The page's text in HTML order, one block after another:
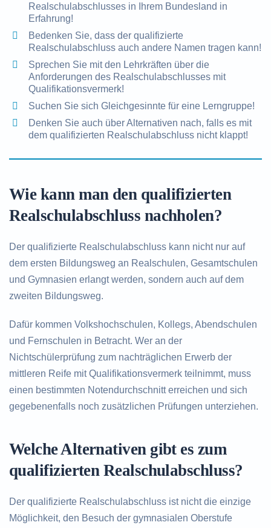
Realschulabschlusses in Ihrem Bundesland in
Erfahrung!
Bedenken Sie, dass der qualifizierte
Realschulabschluss auch andere Namen tragen kann!
Sprechen Sie mit den Lehrkräften über die
Anforderungen des Realschulabschlusses mit
Qualifikationsvermerk!
Suchen Sie sich Gleichgesinnte für eine Lerngruppe!
Denken Sie auch über Alternativen nach, falls es mit
dem qualifizierten Realschulabschluss nicht klappt!
Wie kann man den qualifizierten
Realschulabschluss nachholen?
Der qualifizierte Realschulabschluss kann nicht nur auf
dem ersten Bildungsweg an Realschulen, Gesamtschulen
und Gymnasien erlangt werden, sondern auch auf dem
zweiten Bildungsweg.
Dafür kommen Volkshochschulen, Kollegs, Abendschulen
und Fernschulen in Betracht. Wer an der
Nichtschülerprüfung zum nachträglichen Erwerb der
mittleren Reife mit Qualifikationsvermerk teilnimmt, muss
einen bestimmten Notendurchschnitt erreichen und sich
gegebenenfalls noch zusätzlichen Prüfungen unterziehen.
Welche Alternativen gibt es zum
qualifizierten Realschulabschluss?
Der qualifizierte Realschulabschluss ist nicht die einzige
Möglichkeit, den Besuch der gymnasialen Oberstufe